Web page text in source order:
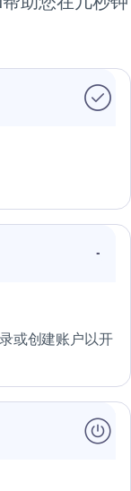
或创建账户以开